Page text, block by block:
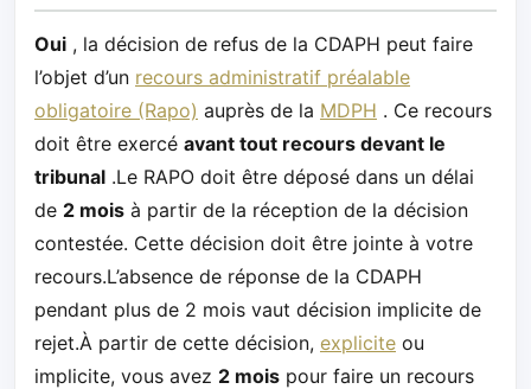
Oui , la décision de refus de la CDAPH peut faire
l’objet d’un recours administratif préalable
obligatoire (Rapo) auprès de la MDPH . Ce recours
doit être exercé avant tout recours devant le
tribunal .Le RAPO doit être déposé dans un délai
de 2 mois à partir de la réception de la décision
contestée. Cette décision doit être jointe à votre
recours.L’absence de réponse de la CDAPH
pendant plus de 2 mois vaut décision implicite de
rejet.À partir de cette décision, explicite ou
implicite, vous avez 2 mois pour faire un recours